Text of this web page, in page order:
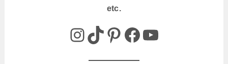
etc.
@box_az_off
@box_azPinterest
Box AZ @Box-AZ